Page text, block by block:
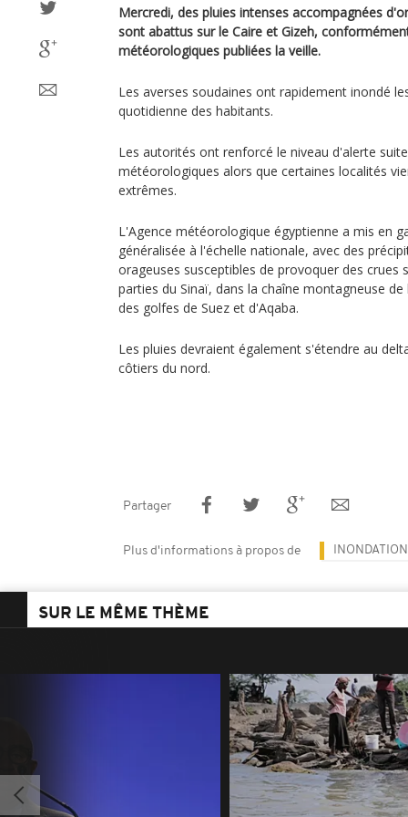
Mercredi, des pluies intenses accompagnées
sont abattus sur le Caire et Gizeh,
météorologiques publiées la veille.
Les averses soudaines ont rapidement inondé
quotidienne des habitants.
Les autorités ont renforcé le niveau d'alerte
météorologiques alors que certaines localités
extrêmes.
L'Agence météorologique égyptienne a mis en
généralisée à l'échelle nationale, avec des
orageuses susceptibles de provoquer des crues
parties du Sinaï, dans la chaîne montagneuse
des golfes de Suez et d'Aqaba.
Les pluies devraient également s'étendre au
côtiers du nord.
Partager
Plus d'informations à propos de
SUR LE MÊME THÈME